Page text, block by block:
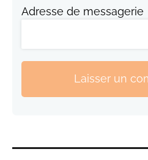
Adresse de messagerie
Laisser un